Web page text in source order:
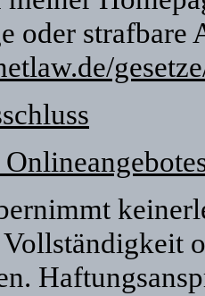
oder strafbare